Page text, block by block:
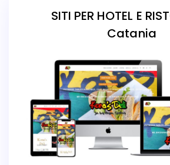
SITI PER HOTEL E
Catania